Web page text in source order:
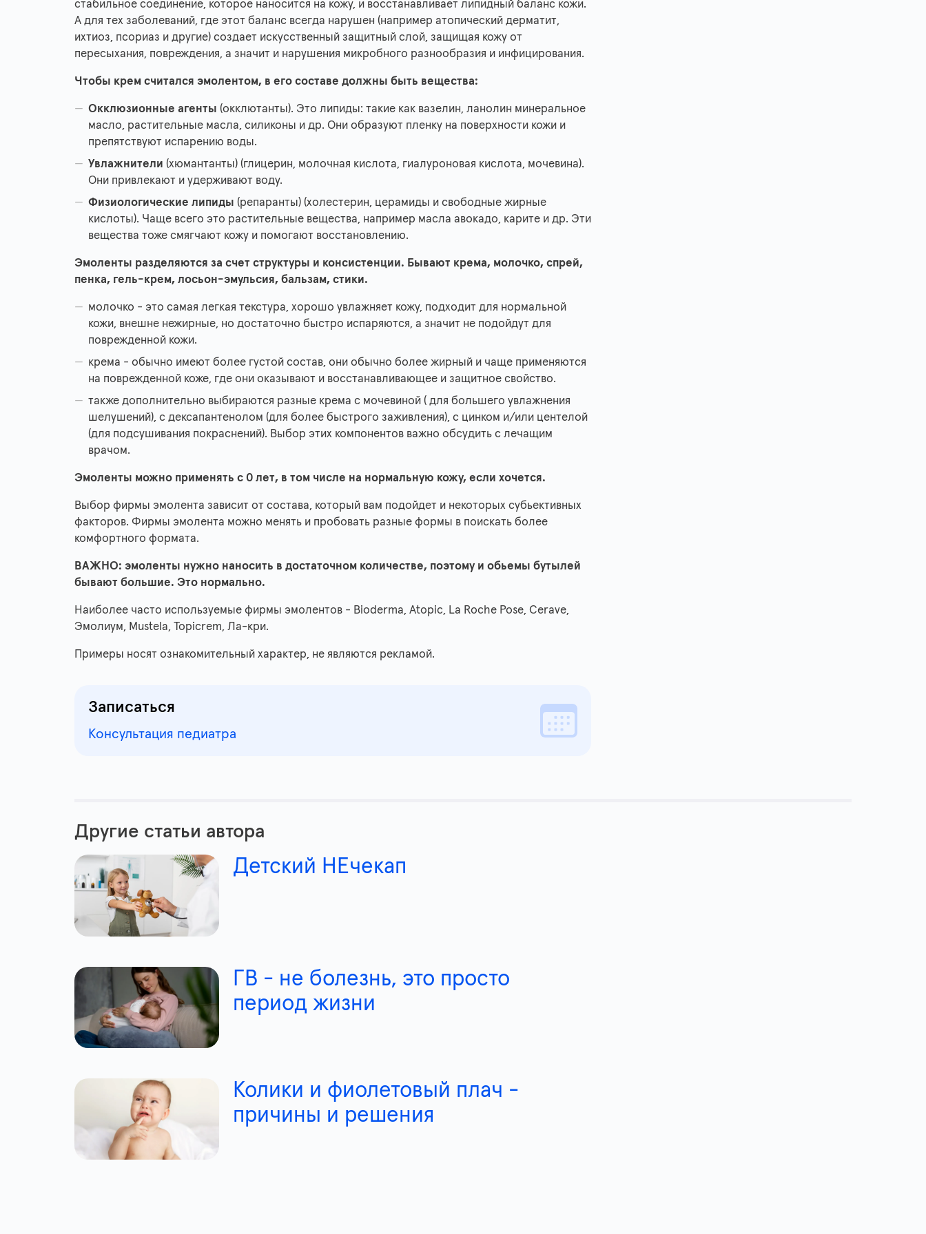
стабильное соединение, которое наносится на кожу, и восстанавливает липидный баланс кожи.
А для тех заболеваний, где этот баланс всегда нарушен (например атопический дерматит,
ихтиоз, псориаз и другие) создает искусственный защитный слой, защищая кожу от
пересыхания, повреждения, а значит и нарушения микробного разнообразия и инфицирования.
Чтобы крем считался эмолентом, в его составе должны быть вещества:
Окклюзионные агенты (окклютанты). Это липиды: такие как вазелин, ланолин минеральное
масло, растительные масла, силиконы и др. Они образуют пленку на поверхности кожи и
препятствуют испарению воды.
Увлажнители (хюмантанты) (глицерин, молочная кислота, гиалуроновая кислота, мочевина).
Они привлекают и удерживают воду.
Физиологические липиды (репаранты) (холестерин, церамиды и свободные жирные
кислоты). Чаще всего это растительные вещества, например масла авокадо, карите и др. Эти
вещества тоже смягчают кожу и помогают восстановлению.
Эмоленты разделяются за счет структуры и консистенции. Бывают крема, молочко, спрей,
пенка, гель-крем, лосьон-эмульсия, бальзам, стики.
молочко - это самая легкая текстура, хорошо увлажняет кожу, подходит для нормальной
кожи, внешне нежирные, но достаточно быстро испаряются, а значит не подойдут для
поврежденной кожи.
крема - обычно имеют более густой состав, они обычно более жирный и чаще применяются
на поврежденной коже, где они оказывают и восстанавливающее и защитное свойство.
также дополнительно выбираются разные крема с мочевиной ( для большего увлажнения
шелушений), с дексапантенолом (для более быстрого заживления), с цинком и/или центелой
(для подсушивания покраснений). Выбор этих компонентов важно обсудить с лечащим
врачом.
Эмоленты можно применять с 0 лет, в том числе на нормальную кожу, если хочется.
Выбор фирмы эмолента зависит от состава, который вам подойдет и некоторых субьективных
факторов. Фирмы эмолента можно менять и пробовать разные формы в поискать более
комфортного формата.
ВАЖНО: эмоленты нужно наносить в достаточном количестве, поэтому и обьемы бутылей
бывают большие. Это нормально.
Наиболее часто используемые фирмы эмолентов - Bioderma, Atopic, La Roche Pose, Cerave,
Эмолиум, Mustela, Topicrem, Ла-кри.
Примеры носят ознакомительный характер, не являются рекламой.
Записаться
Консультация педиатра
Другие статьи автора
Детский НЕчекап
ГВ - не болезнь, это просто
период жизни
Колики и фиолетовый плач -
причины и решения